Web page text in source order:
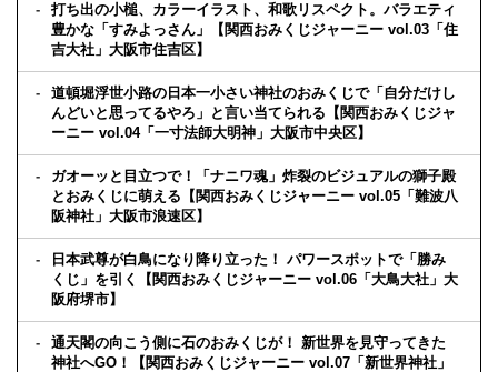
打ち出の小槌、カラーイラスト、和歌リスペクト。バラエティ
豊かな「すみよっさん」【関西おみくじジャーニー vol.03「住
吉大社」大阪市住吉区】
道頓堀浮世小路の日本一小さい神社のおみくじで「自分だけし
んどいと思ってるやろ」と言い当てられる【関西おみくじジャ
ーニー vol.04「一寸法師大明神」大阪市中央区】
ガオーッと目立つで！「ナニワ魂」炸裂のビジュアルの獅子殿
とおみくじに萌える【関西おみくじジャーニー vol.05「難波八
阪神社」大阪市浪速区】
日本武尊が白鳥になり降り立った！ パワースポットで「勝み
くじ」を引く【関西おみくじジャーニー vol.06「大鳥大社」大
阪府堺市】
通天閣の向こう側に石のおみくじが！ 新世界を見守ってきた
神社へGO！【関西おみくじジャーニー vol.07「新世界神社」